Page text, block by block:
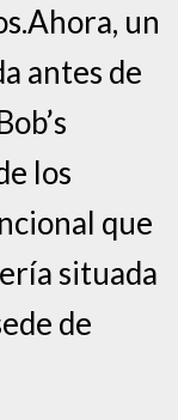
un
antes de
los
que
situada
de